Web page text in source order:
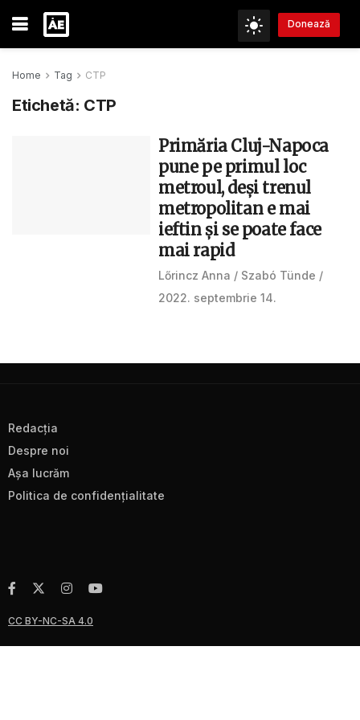
Donează
Home Tag CTP
Etichetă: CTP
Primăria Cluj-Napoca
pune pe primul loc
metroul, deși trenul
metropolitan e mai
ieftin și se poate face
mai rapid
Lőrincz Anna
Szabó Tünde
2022. septembrie 14.
Redacţia
Despre noi
Aşa lucrăm
Politica de confidenţialitate
CC BY-NC-SA 4.0